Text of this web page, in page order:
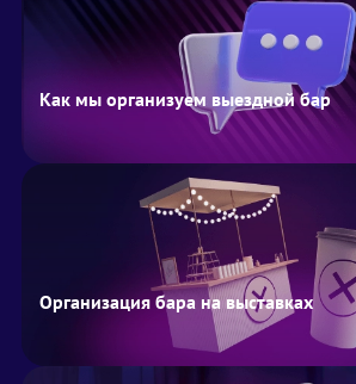
Как мы организуем выездной бар
Организация бара на выставках